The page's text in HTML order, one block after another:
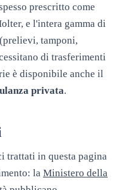
prescritto come
e l'intera gamma di
(prelievi, tamponi,
di trasferimenti
è disponibile anche il
privata.
trattati in questa pagina
la Ministero della